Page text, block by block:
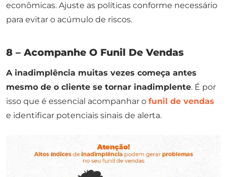
econômicas. Ajuste as políticas conforme necessário
para evitar o acúmulo de riscos.
8 – Acompanhe O Funil De Vendas
A inadimplência muitas vezes começa antes
mesmo de o cliente se tornar inadimplente. É por
isso que é essencial acompanhar o funil de vendas
e identificar potenciais sinais de alerta.